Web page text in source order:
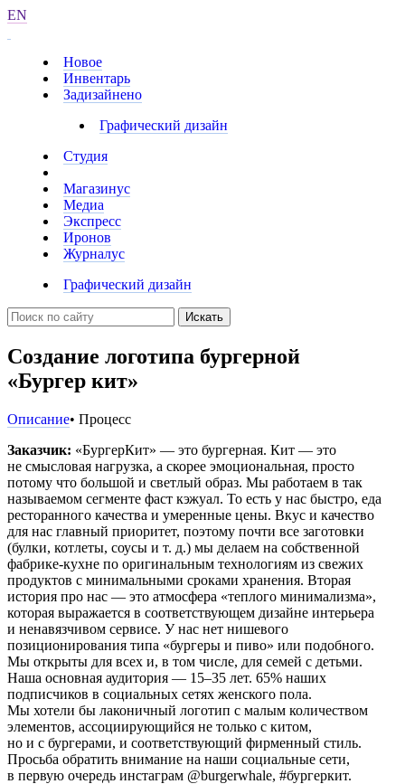
EN
Новое
Инвентарь
Задизайнено
Графический дизайн
Студия
Магазинус
Медиа
Экспресс
Иронов
Журналус
Графический дизайн
Искать
Создание логотипа бургерной
«Бургер кит»
Описание• Процесс
Заказчик: «БургерКит» — это бургерная. Кит — это
не смысловая нагрузка, а скорее эмоциональная, просто
потому что большой и светлый образ. Мы работаем в так
называемом сегменте фаст кэжуал. То есть у нас быстро, еда
ресторанного качества и умеренные цены. Вкус и качество
для нас главный приоритет, поэтому почти все заготовки
(булки, котлеты, соусы и т. д.) мы делаем на собственной
фабрике-кухне по оригинальным технологиям из свежих
продуктов с минимальными сроками хранения. Вторая
история про нас — это атмосфера «теплого минимализма»,
которая выражается в соответствующем дизайне интерьера
и ненавязчивом сервисе. У нас нет нишевого
позиционирования типа «бургеры и пиво» или подобного.
Мы открыты для всех и, в том числе, для семей с детьми.
Наша основная аудитория — 15–35 лет. 65% наших
подписчиков в социальных сетях женского пола.
Мы хотели бы лаконичный логотип с малым количеством
элементов, ассоциирующийся не только с китом,
но и с бургерами, и соответствующий фирменный стиль.
Просьба обратить внимание на наши социальные сети,
в первую очередь инстаграм @burgerwhale, #бургеркит.